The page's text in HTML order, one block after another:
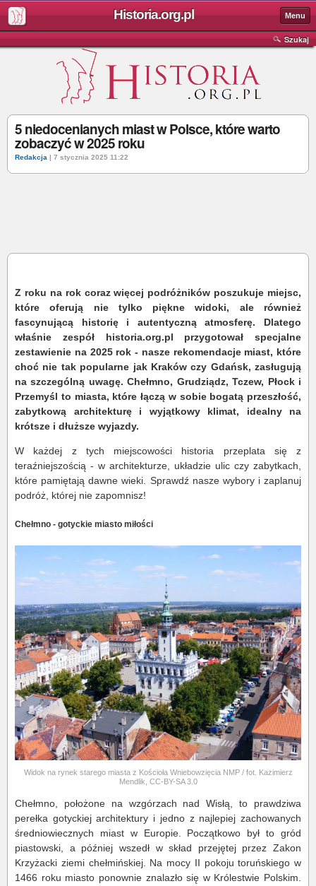
Historia.org.pl Menu
Szukaj
5 niedocenianych miast w Polsce, które warto
zobaczyć w 2025 roku
Redakcja | 7 stycznia 2025 11:22
Z roku na rok coraz więcej podróżników poszukuje miejsc,
które oferują nie tylko piękne widoki, ale również
fascynującą historię i autentyczną atmosferę. Dlatego
właśnie zespół historia.org.pl przygotował specjalne
zestawienie na 2025 rok - nasze rekomendacje miast, które
choć nie tak popularne jak Kraków czy Gdańsk, zasługują
na szczególną uwagę. Chełmno, Grudziądz, Tczew, Płock i
Przemyśl to miasta, które łączą w sobie bogatą przeszłość,
zabytkową architekturę i wyjątkowy klimat, idealny na
krótsze i dłuższe wyjazdy.
W każdej z tych miejscowości historia przeplata się z
teraźniejszością - w architekturze, układzie ulic czy zabytkach,
które pamiętają dawne wieki. Sprawdź nasze wybory i zaplanuj
podróż, której nie zapomnisz!
Chełmno - gotyckie miasto miłości
Widok na rynek starego miasta z Kościoła Wniebowzięcia NMP / fot. Kazimierz
Mendlik, CC-BY-SA 3.0
Chełmno, położone na wzgórzach nad Wisłą, to prawdziwa
perełka gotyckiej architektury i jedno z najlepiej zachowanych
średniowiecznych miast w Europie. Początkowo był to gród
piastowski, a później wszedł w skład przejętej przez Zakon
Krzyżacki ziemi chełmińskiej. Na mocy II pokoju toruńskiego w
1466 roku miasto ponownie znalazło się w Królestwie Polskim.